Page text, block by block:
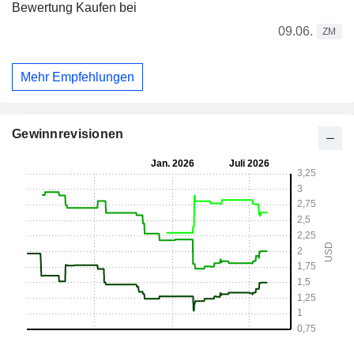
Bewertung Kaufen bei
09.06.
ZM
Mehr Empfehlungen
Gewinnrevisionen